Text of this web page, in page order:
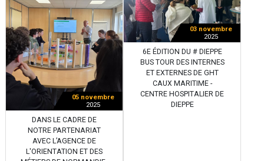
05 novembre
2025
DANS LE CADRE DE
NOTRE PARTENARIAT
AVEC L’AGENCE DE
L'ORIENTATION ET DES
03 novembre
2025
6E ÉDITION DU # DIEPPE
BUS TOUR DES INTERNES
ET EXTERNES DE GHT
CAUX MARITIME -
CENTRE HOSPITALIER DE
DIEPPE